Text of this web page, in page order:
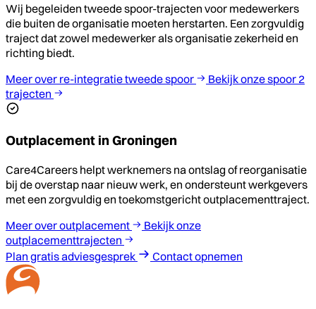
Wij begeleiden tweede spoor-trajecten voor medewerkers
die buiten de organisatie moeten herstarten. Een zorgvuldig
traject dat zowel medewerker als organisatie zekerheid en
richting biedt.
Meer over re-integratie tweede spoor
Bekijk onze spoor 2
trajecten
Outplacement in Groningen
Care4Careers helpt werknemers na ontslag of reorganisatie
bij de overstap naar nieuw werk, en ondersteunt werkgevers
met een zorgvuldig en toekomstgericht outplacementtraject.
Meer over outplacement
Bekijk onze
outplacementtrajecten
Plan gratis adviesgesprek
Contact opnemen